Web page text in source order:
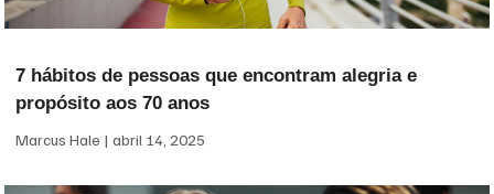
7 hábitos de pessoas que encontram alegria e
propósito aos 70 anos
Marcus Hale abril 14, 2025